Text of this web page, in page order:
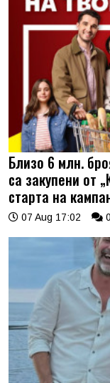
Близо 6 млн.
са закупени от
старта на
07 Aug 17:02 0